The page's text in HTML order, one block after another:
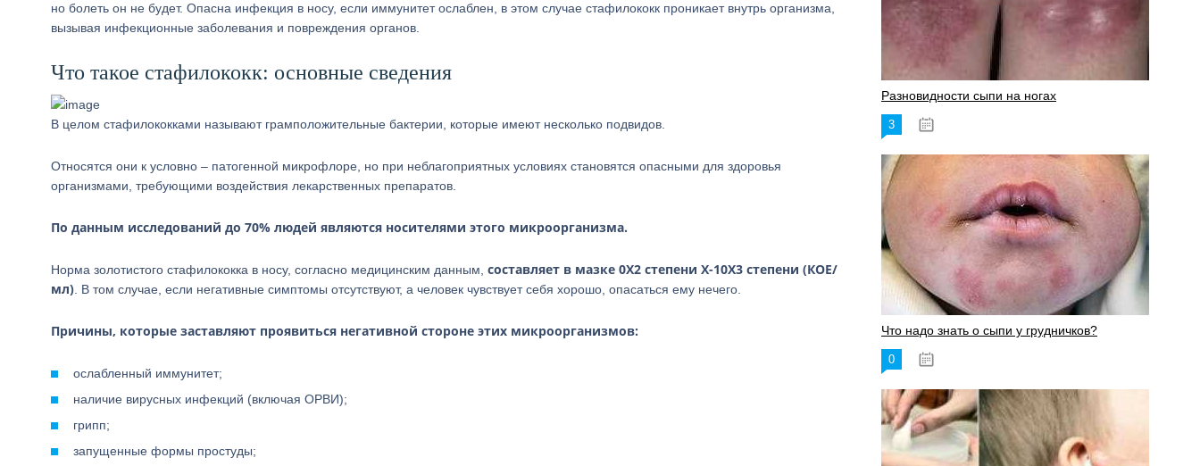
но болеть он не будет. Опасна инфекция в носу, если иммунитет ослаблен, в этом случае стафилококк проникает внутрь организма,
вызывая инфекционные заболевания и повреждения органов.
Что такое стафилококк: основные сведения
В целом стафилококками называют грамположительные бактерии, которые имеют несколько подвидов.
Относятся они к условно – патогенной микрофлоре, но при неблагоприятных условиях становятся опасными для здоровья
организмами, требующими воздействия лекарственных препаратов.
По данным исследований до 70% людей являются носителями этого микроорганизма.
Норма золотистого стафилококка в носу, согласно медицинским данным, составляет в мазке 0Х2 степени Х-10Х3 степени (КОЕ/
мл) . В том случае, если негативные симптомы отсутствуют, а человек чувствует себя хорошо, опасаться ему нечего.
Причины, которые заставляют проявиться негативной стороне этих микроорганизмов:
ослабленный иммунитет;
наличие вирусных инфекций (включая ОРВИ);
грипп;
запущенные формы простуды;
Разновидности сыпи на ногах
3
Что надо знать о сыпи у грудничков?
0